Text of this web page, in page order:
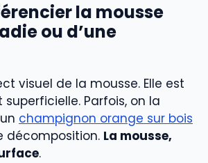
la mousse
ou d’une
visuel de la mousse. Elle est
Parfois, on la
champignon orange sur bois
décomposition. La mousse,
.